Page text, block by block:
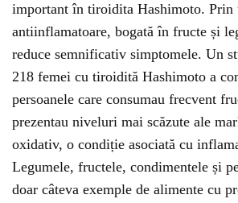
important în tiroidita Hashimoto. Prin
antiinflamatoare, bogată în fructe și
reduce semnificativ simptomele. Un
218 femei cu tiroidită Hashimoto a
persoanele care consumau frecvent
prezentau niveluri mai scăzute ale
oxidativ, o condiție asociată cu
Legumele, fructele, condimentele și
doar câteva exemple de alimente cu